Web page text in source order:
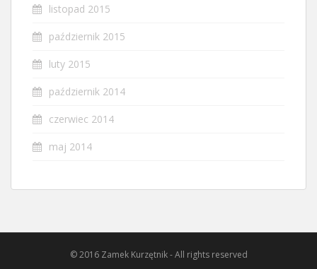
listopad 2015
październik 2015
luty 2015
październik 2014
czerwiec 2014
maj 2014
© 2016 Zamek Kurzętnik - All rights reserved